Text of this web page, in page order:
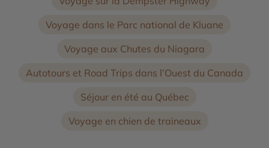
Voyage dans le Parc national de Kluane
Voyage aux Chutes du Niagara
Autotours et Road Trips dans l’Ouest du Canada
Séjour en été au Québec
Voyage en chien de traineaux